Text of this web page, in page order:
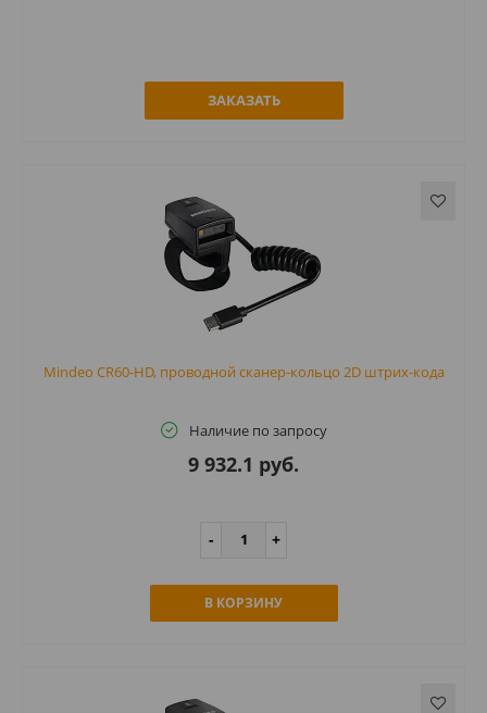
ЗАКАЗАТЬ
Mindeo CR60-HD, проводной сканер-кольцо 2D штрих-кода
Наличие по запросу
9 932.1 руб.
В КОРЗИНУ